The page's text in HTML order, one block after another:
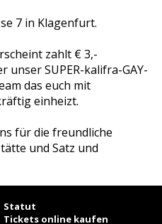
7 in Klagenfurt.
zahlt € 3,-
unser SUPER-kalifra-GAY-
das euch mit
einheizt.
für die freundliche
und Satz und
Statut
Tickets online kaufen